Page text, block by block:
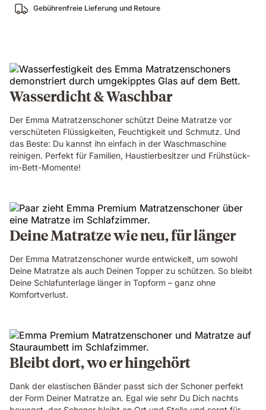
Gebührenfreie Lieferung und Retoure
Wasserdicht & Waschbar
Der Emma Matratzenschoner schützt Deine Matratze vor
verschüteten Flüssigkeiten, Feuchtigkeit und Schmutz. Und
das Beste: Du kannst ihn einfach in der Waschmaschine
reinigen. Perfekt für Familien, Haustierbesitzer und Frühstück-
im-Bett-Momente!
Deine Matratze wie neu, für länger
Der Emma Matratzenschoner wurde entwickelt, um sowohl
Deine Matratze als auch Deinen Topper zu schützen. So bleibt
Deine Schlafunterlage länger in Topform – ganz ohne
Komfortverlust.
Bleibt dort, wo er hingehört
Dank der elastischen Bänder passt sich der Schoner perfekt
der Form Deiner Matratze an. Egal wie sehr Du Dich nachts